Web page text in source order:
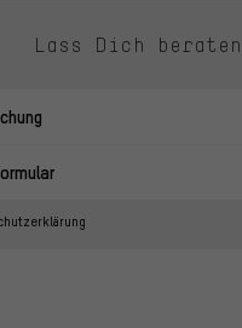
Lass Dich beraten